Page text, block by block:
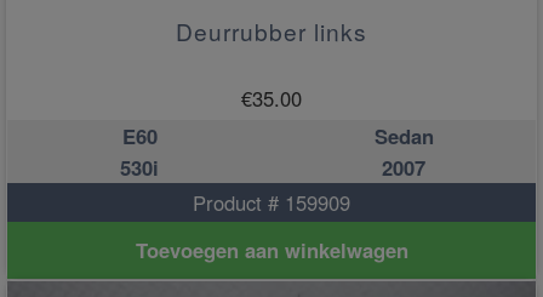
Deurrubber links
€35.00
E60
Sedan
530i
2007
Product # 159909
Toevoegen aan winkelwagen